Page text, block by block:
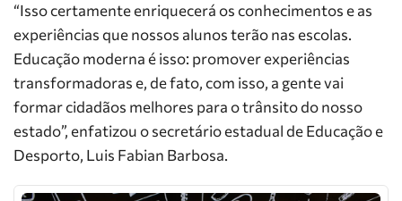
“Isso certamente enriquecerá os conhecimentos e as
experiências que nossos alunos terão nas escolas.
Educação moderna é isso: promover experiências
transformadoras e, de fato, com isso, a gente vai
formar cidadãos melhores para o trânsito do nosso
estado”, enfatizou o secretário estadual de Educação e
Desporto, Luis Fabian Barbosa.